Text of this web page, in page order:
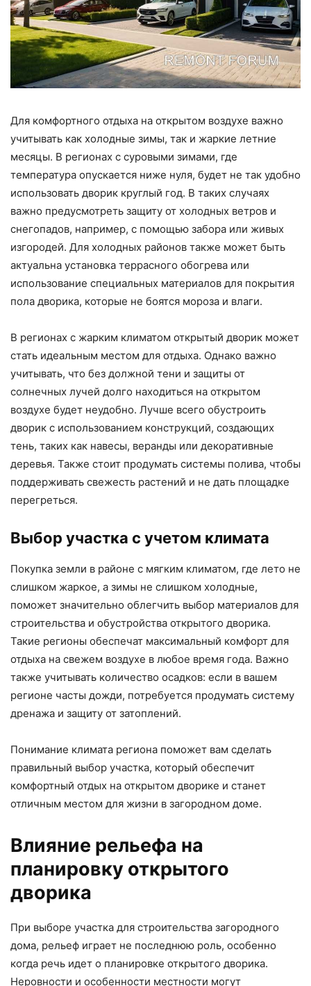
Для комфортного отдыха на открытом воздухе важно
учитывать как холодные зимы, так и жаркие летние
месяцы. В регионах с суровыми зимами, где
температура опускается ниже нуля, будет не так удобно
использовать дворик круглый год. В таких случаях
важно предусмотреть защиту от холодных ветров и
снегопадов, например, с помощью забора или живых
изгородей. Для холодных районов также может быть
актуальна установка террасного обогрева или
использование специальных материалов для покрытия
пола дворика, которые не боятся мороза и влаги.
В регионах с жарким климатом открытый дворик может
стать идеальным местом для отдыха. Однако важно
учитывать, что без должной тени и защиты от
солнечных лучей долго находиться на открытом
воздухе будет неудобно. Лучше всего обустроить
дворик с использованием конструкций, создающих
тень, таких как навесы, веранды или декоративные
деревья. Также стоит продумать системы полива, чтобы
поддерживать свежесть растений и не дать площадке
перегреться.
Выбор участка с учетом климата
Покупка земли в районе с мягким климатом, где лето не
слишком жаркое, а зимы не слишком холодные,
поможет значительно облегчить выбор материалов для
строительства и обустройства открытого дворика.
Такие регионы обеспечат максимальный комфорт для
отдыха на свежем воздухе в любое время года. Важно
также учитывать количество осадков: если в вашем
регионе часты дожди, потребуется продумать систему
дренажа и защиту от затоплений.
Понимание климата региона поможет вам сделать
правильный выбор участка, который обеспечит
комфортный отдых на открытом дворике и станет
отличным местом для жизни в загородном доме.
Влияние рельефа на
планировку открытого
дворика
При выборе участка для строительства загородного
дома, рельеф играет не последнюю роль, особенно
когда речь идет о планировке открытого дворика.
Неровности и особенности местности могут